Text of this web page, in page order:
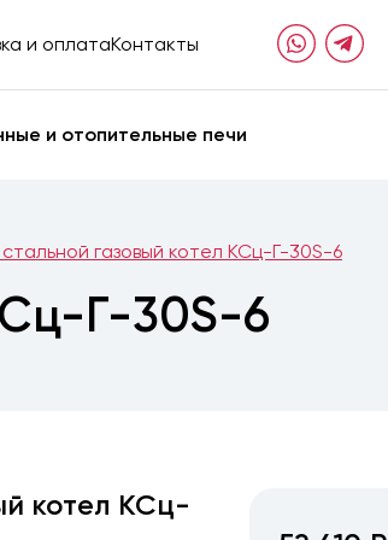
и оплатаКонтакты
и отопительные печи
газовый котел КСц-Г-30S-6
Г-30S-6
котел КСц-